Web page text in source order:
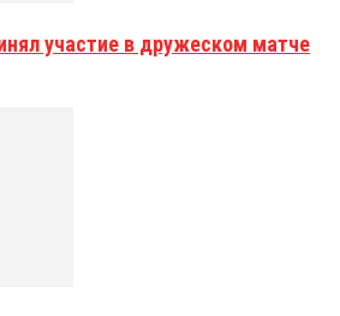
участие в дружеском матче